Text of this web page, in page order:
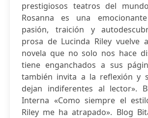
prestigiosos teatros del
Rosanna es una
pasión, traición y
prosa de Lucinda Riley vuelve
novela que no solo nos hace
tiene enganchados a sus
también invita a la reflexión y
dejan indiferentes al lector».
Interna «Como siempre el
Riley me ha atrapado». Blog